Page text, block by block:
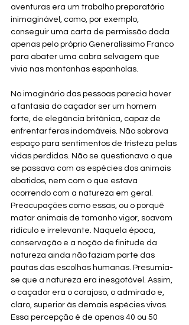
aventuras era um trabalho preparatório
inimaginável, como, por exemplo,
conseguir uma carta de permissão dada
apenas pelo próprio Generalíssimo Franco
para abater uma cabra selvagem que
vivia nas montanhas espanholas.
No imaginário das pessoas parecia haver
a fantasia do caçador ser um homem
forte, de elegância britânica, capaz de
enfrentar feras indomáveis. Não sobrava
espaço para sentimentos de tristeza pelas
vidas perdidas. Não se questionava o que
se passava com as espécies dos animais
abatidos, nem com o que estava
ocorrendo com a natureza em geral.
Preocupações como essas, ou o porquê
matar animais de tamanho vigor, soavam
ridículo e irrelevante. Naquela época,
conservação e a noção de finitude da
natureza ainda não faziam parte das
pautas das escolhas humanas. Presumia-
se que a natureza era inesgotável. Assim,
o caçador era o corajoso, o admirado e,
claro, superior às demais espécies vivas.
Essa percepção é de apenas 40 ou 50